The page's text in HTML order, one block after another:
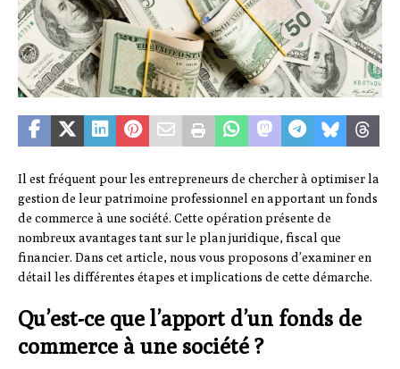
Il est fréquent pour les entrepreneurs de chercher à optimiser la
gestion de leur patrimoine professionnel en apportant un fonds
de commerce à une société. Cette opération présente de
nombreux avantages tant sur le plan juridique, fiscal que
financier. Dans cet article, nous vous proposons d’examiner en
détail les différentes étapes et implications de cette démarche.
Qu’est-ce que l’apport d’un fonds de
commerce à une société ?